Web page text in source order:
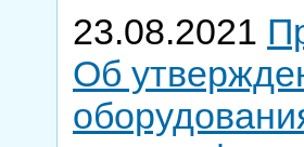
23.08.2021
Об